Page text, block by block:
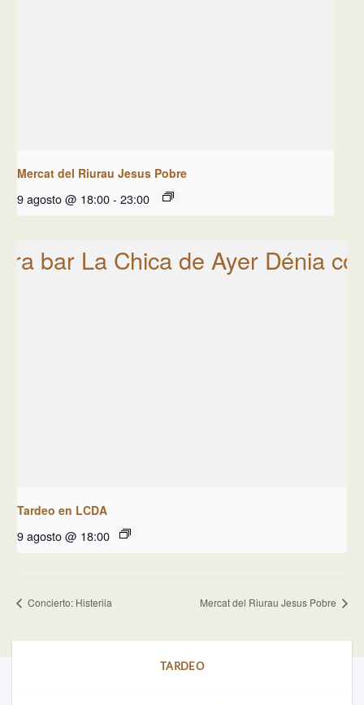
Mercat del Riurau Jesus Pobre
9 agosto @ 18:00- 23:00
Tardeo en LCDA
9 agosto @ 18:00
Concierto: Histeriia Mercat del Riurau Jesus Pobre
TARDEO